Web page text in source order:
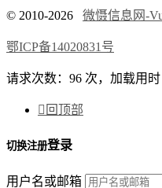
© 2010-2026 微慑信息网-
鄂ICP备14020831号
请求次数：96 次，加载用
 回顶部
切换注册登录
用户名或邮箱